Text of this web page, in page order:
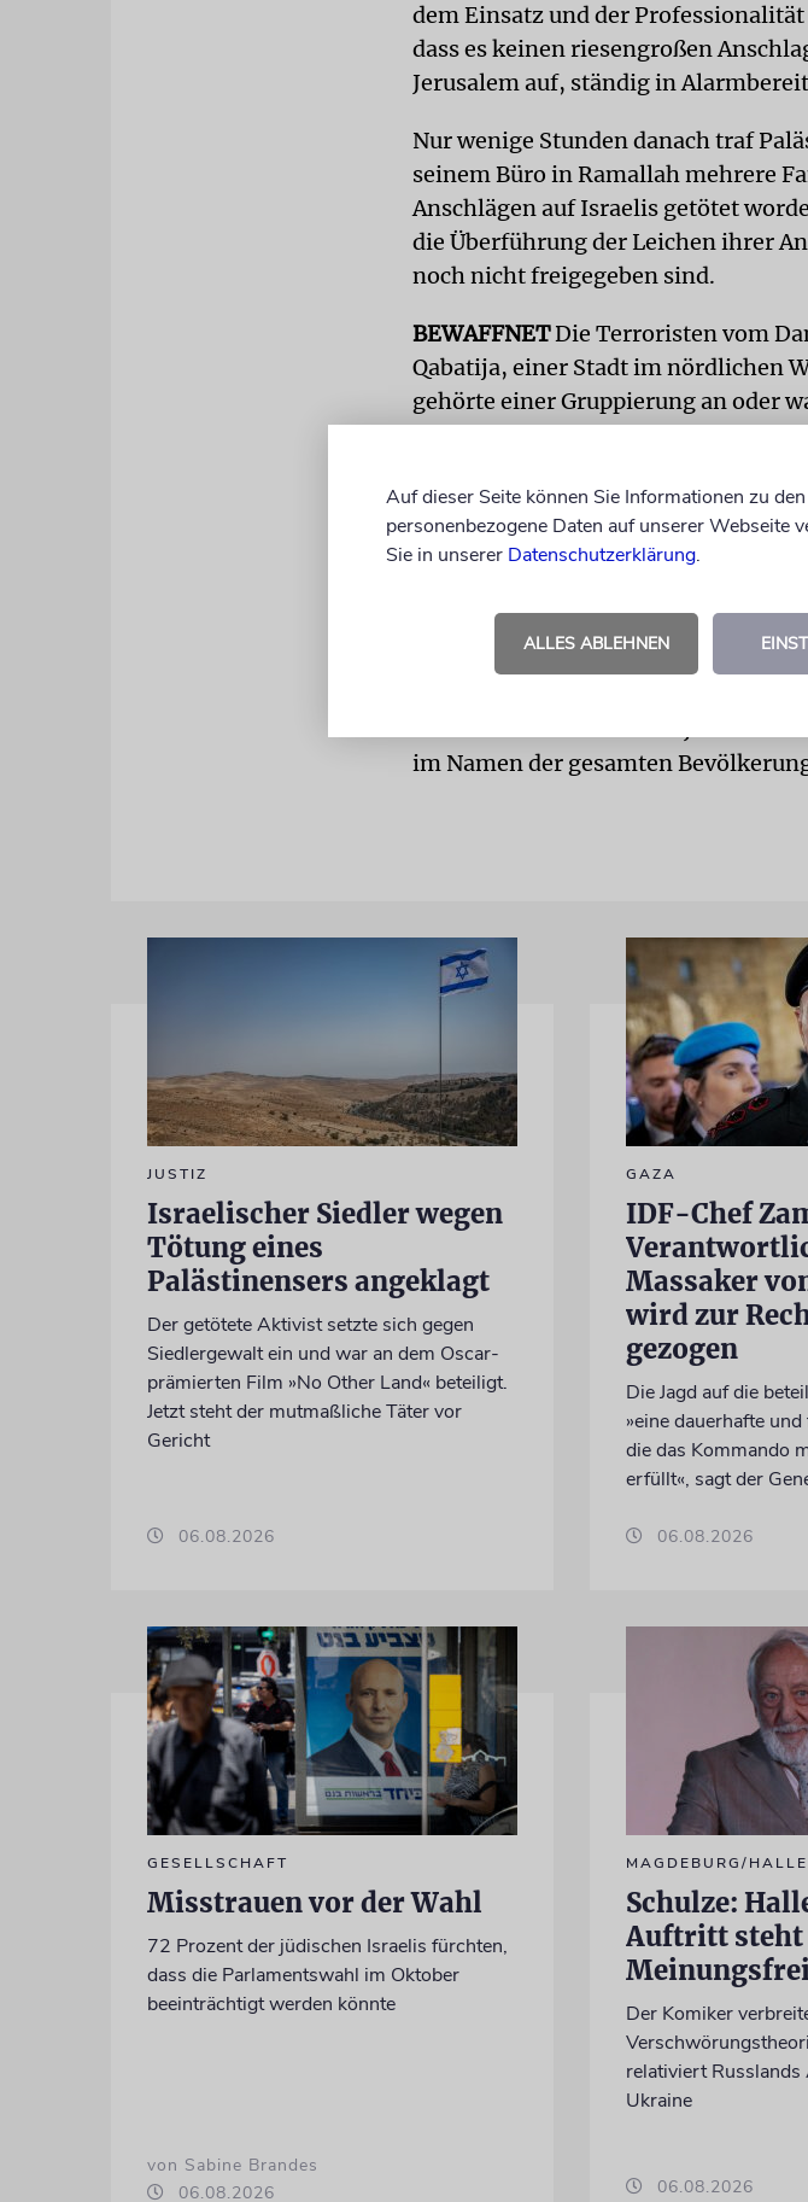
dem Einsatz und der
dass es keinen riesengroßen
Jerusalem auf, ständig in
Nur wenige Stunden danach traf
seinem Büro in Ramallah mehrere
Anschlägen auf Israelis getötet
die Überführung der Leichen ihrer
noch nicht freigegeben sind.
BEWAFFNETDie Terroristen vom
Qabatija, einer Stadt im nördlichen
gehörte einer Gruppierung an oder
Während die meisten Angriffe
ausgeführt wurden, scheint dieser
glauben Experten. »Wie wir aus der
Gewalteskalation, wie wir sie noch
im Namen der gesamten
JUSTIZ
Israelischer Siedler wegen
Tötung eines
Palästinensers angeklagt
Der getötete Aktivist setzte sich gegen
Siedlergewalt ein und war an dem Oscar-
prämierten Film »No Other Land« beteiligt.
Jetzt steht der mutmaßliche Täter vor
Gericht
06.08.2026
GAZA
IDF-Chef
Massaker
wird zur
gezogen
Die Jagd auf die
»eine dauerhafte
die das Kommando
erfüllt«, sagt der
06.08.2026
GESELLSCHAFT
Misstrauen vor der Wahl
72 Prozent der jüdischen Israelis fürchten,
dass die Parlamentswahl im Oktober
beeinträchtigt werden könnte
von Sabine Brandes
06.08.2026
MAGDEBURG/HALLE
Schulze:
Auftritt
Der Komiker
relativiert
Ukraine
06.08.2026
Auf dieser Seite können Sie Informationen zu
personenbezogene Daten auf unserer Webseite
Sie in unserer Datenschutzerklärung.
ALLES ABLEHNEN